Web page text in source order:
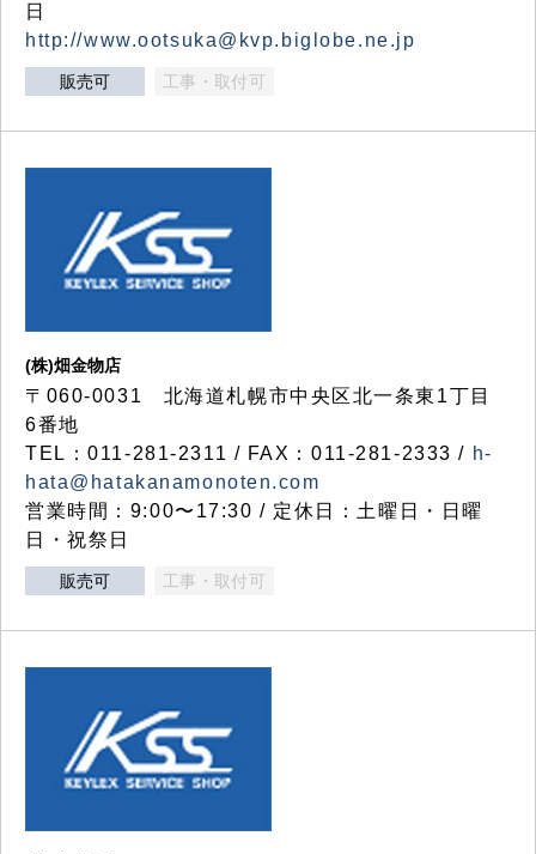
日
http://www.ootsuka@kvp.biglobe.ne.jp
販売可 工事・取付可
(株)畑金物店
〒060-0031 北海道札幌市中央区北一条東1丁目
6番地
TEL：011-281-2311 / FAX：011-281-2333 / h-
hata@hatakanamonoten.com
営業時間：9:00〜17:30 / 定休日：土曜日・日曜
日・祝祭日
販売可 工事・取付可